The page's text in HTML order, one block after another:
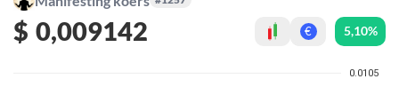
$ 0,009142 € 5,10%